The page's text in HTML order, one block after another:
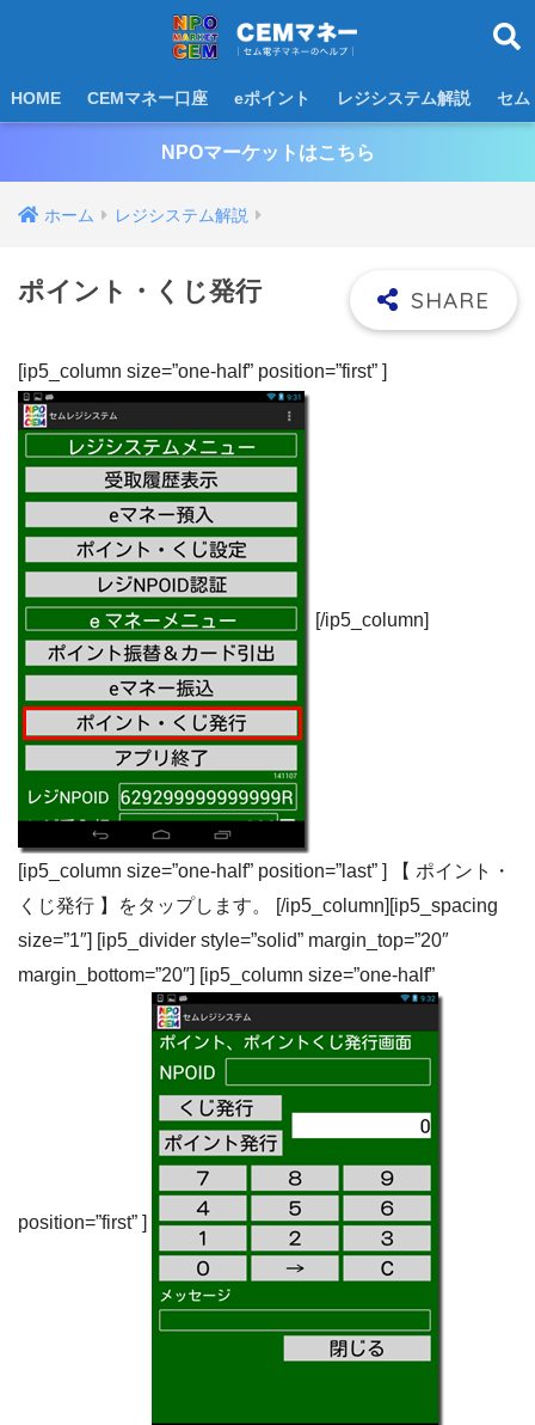
HOME CEMマネー口座 eポイント レジシステム解説 セム
NPOマーケットはこちら
ホーム レジシステム解説
ポイント・くじ発行
[ip5_column size=”one-half” position=”first” ]
[/ip5_column]
[ip5_column size=”one-half” position=”last” ] 【 ポイント・
くじ発行 】をタップします。 [/ip5_column][ip5_spacing
size=”1″] [ip5_divider style=”solid” margin_top=”20″
margin_bottom=”20″] [ip5_column size=”one-half”
position=”first” ]